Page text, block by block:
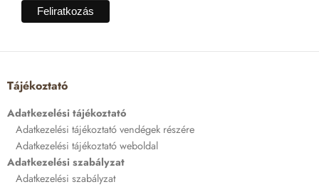
Tájékoztató
Adatkezelési tájékoztató
Adatkezelési tájékoztató vendégek részére
Adatkezelési tájékoztató weboldal
Adatkezelési szabályzat
Adatkezelési szabályzat